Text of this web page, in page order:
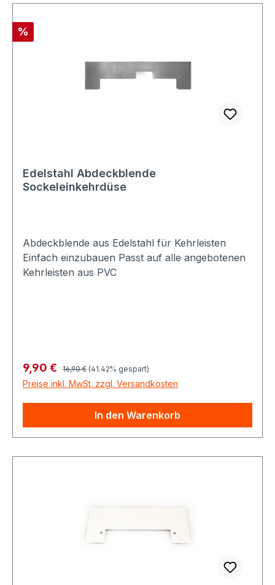
Rabatt
%
Edelstahl Abdeckblende
Sockeleinkehrdüse
Abdeckblende aus Edelstahl für Kehrleisten
Einfach einzubauen Passt auf alle angebotenen
Kehrleisten aus PVC
Verkaufspreis:
9,90 € Regulärer Preis:
16,90 € (41.42% gespart)
Preise inkl. MwSt. zzgl. Versandkosten
In den Warenkorb